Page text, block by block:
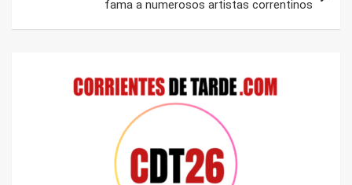
fama a numerosos artistas correntinos